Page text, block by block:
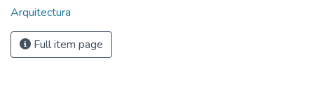
Arquitectura
Full item page